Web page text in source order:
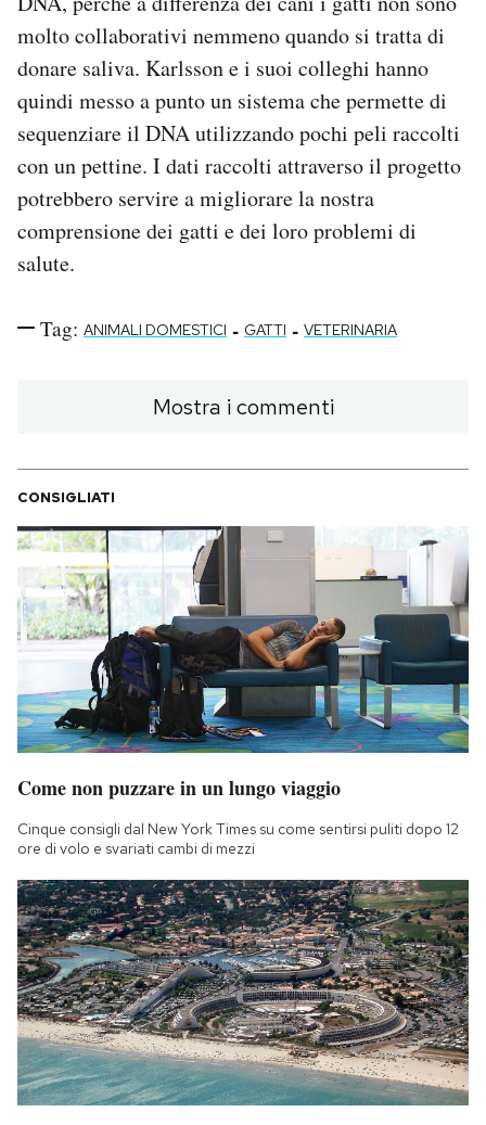
molto collaborativi nemmeno quando si tratta di
donare saliva. Karlsson e i suoi colleghi hanno
quindi messo a punto un sistema che permette di
sequenziare il DNA utilizzando pochi peli raccolti
con un pettine. I dati raccolti attraverso il progetto
potrebbero servire a migliorare la nostra
comprensione dei gatti e dei loro problemi di
salute.
Tag: ANIMALI DOMESTICI - GATTI - VETERINARIA
Mostra i commenti
CONSIGLIATI
Come non puzzare in un lungo viaggio
Cinque consigli dal New York Times su come sentirsi puliti dopo 12
ore di volo e svariati cambi di mezzi